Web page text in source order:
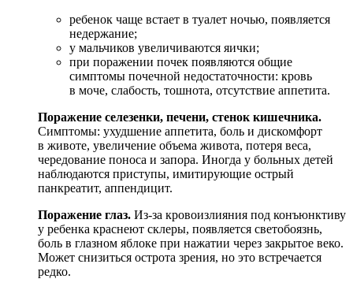
ребенок чаще встает в туалет ночью, появляется
недержание;
у мальчиков увеличиваются яички;
при поражении почек появляются общие
симптомы почечной недостаточности: кровь
в моче, слабость, тошнота, отсутствие аппетита.
Поражение селезенки, печени, стенок кишечника.
Симптомы: ухудшение аппетита, боль и дискомфорт
в животе, увеличение объема живота, потеря веса,
чередование поноса и запора. Иногда у больных детей
наблюдаются приступы, имитирующие острый
панкреатит, аппендицит.
Поражение глаз. Из-за кровоизлияния под конъюнктиву
у ребенка краснеют склеры, появляется светобоязнь,
боль в глазном яблоке при нажатии через закрытое веко.
Может снизиться острота зрения, но это встречается
редко.